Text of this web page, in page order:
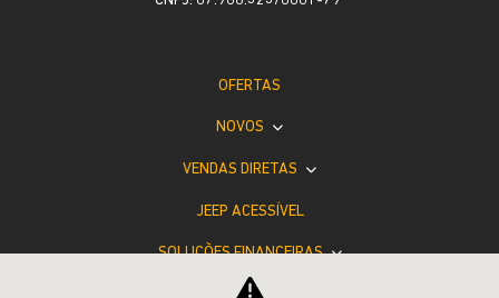
OFERTAS
NOVOS
VENDAS DIRETAS
JEEP ACESSÍVEL
SOLUÇÕES FINANCEIRAS